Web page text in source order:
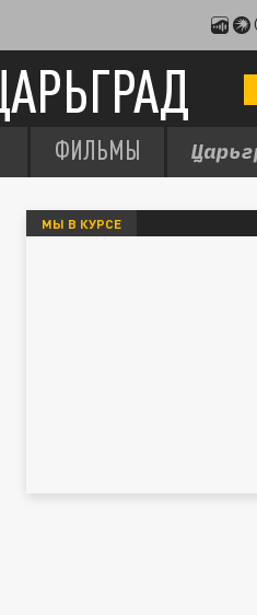
ФИЛЬМЫ
МЫ В КУРСЕ